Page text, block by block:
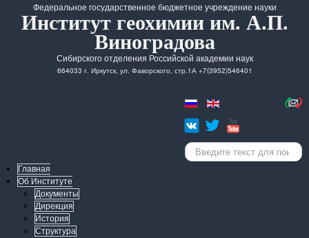
Федеральное государственное бюджетное учреждение науки
Институт геохимии им. А.П.
Виноградова
Сибирского отделения Российской академии наук
664033 г. Иркутск, ул. Фаворского, стр.1А +7(3952)546401
Искать...
Главная
Об Институте
Документы
Дирекция
История
Структура